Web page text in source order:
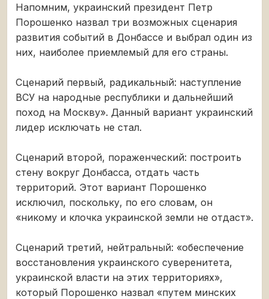
Напомним, украинский президент Петр
Порошенко назвал три возможных сценария
развития событий в Донбассе и выбрал один из
них, наиболее приемлемый для его страны.
Сценарий первый, радикальный: наступление
ВСУ на народные республики и дальнейший
поход на Москву». Данный вариант украинский
лидер исключать не стал.
Сценарий второй, пораженческий: построить
стену вокруг Донбасса, отдать часть
территорий. Этот вариант Порошенко
исключил, поскольку, по его словам, он
«никому и клочка украинской земли не отдаст».
Сценарий третий, нейтральный: «обеспечение
восстановления украинского суверенитета,
украинской власти на этих территориях»,
который Порошенко назвал «путем минских